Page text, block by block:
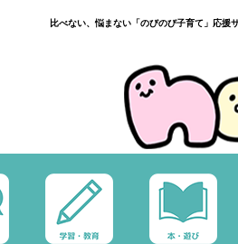
比べない、悩まない「のびのび子育て」応